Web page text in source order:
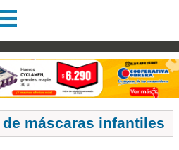
máscaras infantiles